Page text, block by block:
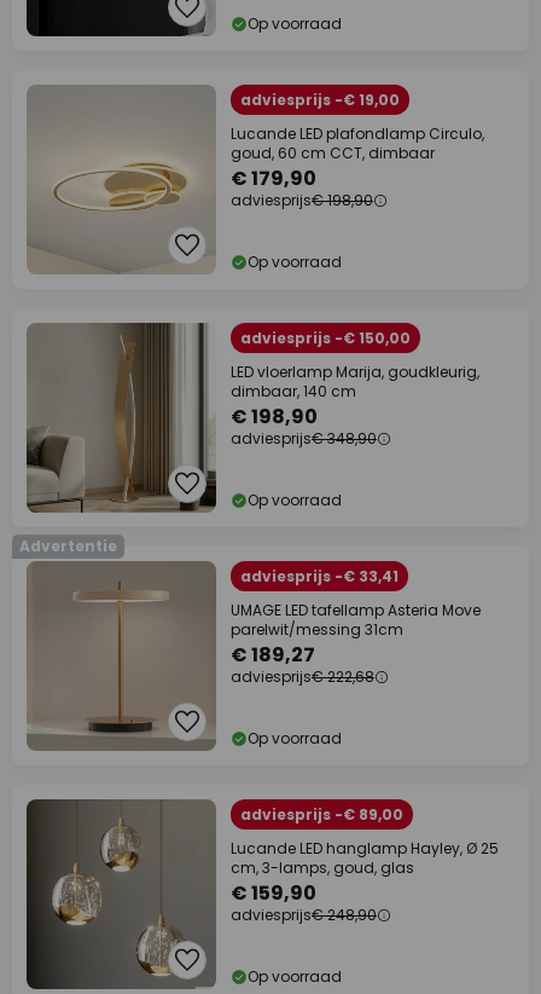
Op voorraad
adviesprijs -€ 19,00
Lucande LED plafondlamp Circulo,
goud, 60 cm CCT, dimbaar
€ 179,90
adviesprijs€ 198,90
Op voorraad
adviesprijs -€ 150,00
LED vloerlamp Marija, goudkleurig,
dimbaar, 140 cm
€ 198,90
adviesprijs€ 348,90
Op voorraad
Advertentie
adviesprijs -€ 33,41
UMAGE LED tafellamp Asteria Move
parelwit/messing 31cm
€ 189,27
adviesprijs€ 222,68
Op voorraad
adviesprijs -€ 89,00
Lucande LED hanglamp Hayley, Ø 25
cm, 3-lamps, goud, glas
€ 159,90
adviesprijs€ 248,90
Op voorraad